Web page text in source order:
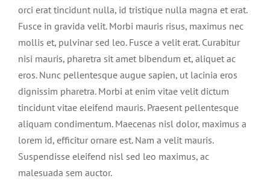
orci erat tincidunt nulla, id tristique nulla magna et erat.
Fusce in gravida velit. Morbi mauris risus, maximus nec
mollis et, pulvinar sed leo. Fusce a velit erat. Curabitur
nisi mauris, pharetra sit amet bibendum et, aliquet ac
eros. Nunc pellentesque augue sapien, ut lacinia eros
dignissim pharetra. Morbi at enim vitae velit dictum
tincidunt vitae eleifend mauris. Praesent pellentesque
aliquam condimentum. Maecenas nisl dolor, maximus a
lorem id, efficitur ornare est. Nam a velit mauris.
Suspendisse eleifend nisl sed leo maximus, ac
malesuada sem auctor.